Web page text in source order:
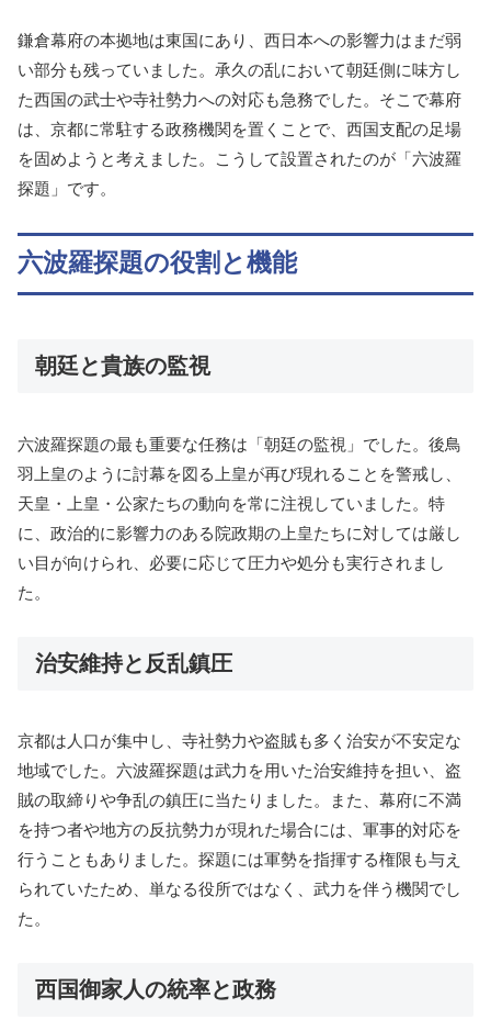
鎌倉幕府の本拠地は東国にあり、西日本への影響力はまだ弱
い部分も残っていました。承久の乱において朝廷側に味方し
た西国の武士や寺社勢力への対応も急務でした。そこで幕府
は、京都に常駐する政務機関を置くことで、西国支配の足場
を固めようと考えました。こうして設置されたのが「六波羅
探題」です。
六波羅探題の役割と機能
朝廷と貴族の監視
六波羅探題の最も重要な任務は「朝廷の監視」でした。後鳥
羽上皇のように討幕を図る上皇が再び現れることを警戒し、
天皇・上皇・公家たちの動向を常に注視していました。特
に、政治的に影響力のある院政期の上皇たちに対しては厳し
い目が向けられ、必要に応じて圧力や処分も実行されまし
た。
治安維持と反乱鎮圧
京都は人口が集中し、寺社勢力や盗賊も多く治安が不安定な
地域でした。六波羅探題は武力を用いた治安維持を担い、盗
賊の取締りや争乱の鎮圧に当たりました。また、幕府に不満
を持つ者や地方の反抗勢力が現れた場合には、軍事的対応を
行うこともありました。探題には軍勢を指揮する権限も与え
られていたため、単なる役所ではなく、武力を伴う機関でし
た。
西国御家人の統率と政務